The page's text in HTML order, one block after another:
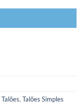
Talões, Talões Simples